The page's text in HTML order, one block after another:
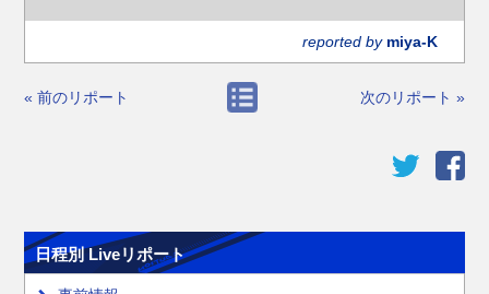
reported by miya-K
« 前のリポート 次のリポート »
日程別 Liveリポート